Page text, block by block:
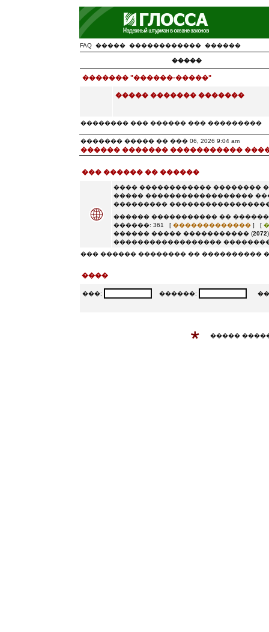
FAQ ����� ������������ ������
�����
������� "������-�����"
����� ������� �������
�������� ��� ������ ��� ���������
������� ����� �� ��� 06, 2026 9:04 am
������ ������� �����������
��� ������ �� ������
���� ������������ ��������
����� ������������������
���������
������ ����������� ��
������: 361 [ �������������] [
������ ����� ����������� (2072
������������������
��� ������ �������� �� ����������
����
���: ������:
�����